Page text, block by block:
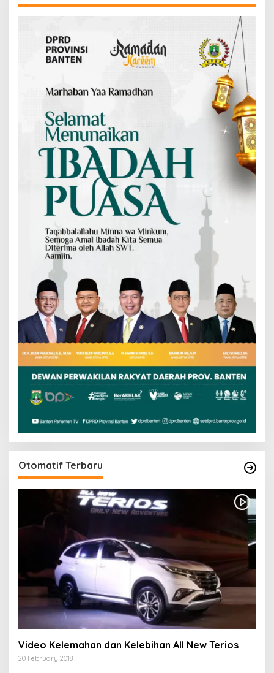
Otomatif Terbaru
Video Kelemahan dan Kelebihan All New Terios
20 February 2018